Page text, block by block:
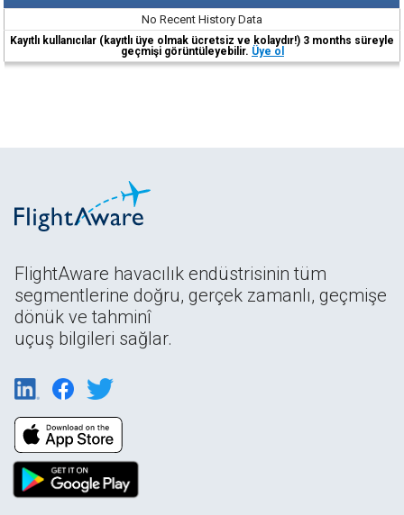
No Recent History Data
Kayıtlı kullanıcılar (kayıtlı üye olmak ücretsiz ve kolaydır!) 3 months süreyle
geçmişi görüntüleyebilir. Üye ol
FlightAware havacılık endüstrisinin tüm
segmentlerine doğru, gerçek zamanlı, geçmişe
dönük ve tahminî
uçuş bilgileri sağlar.